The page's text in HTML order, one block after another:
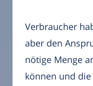
Verbraucher
aber den
nötige Menge
können und